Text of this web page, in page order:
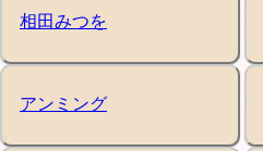
相田みつを
アンミング